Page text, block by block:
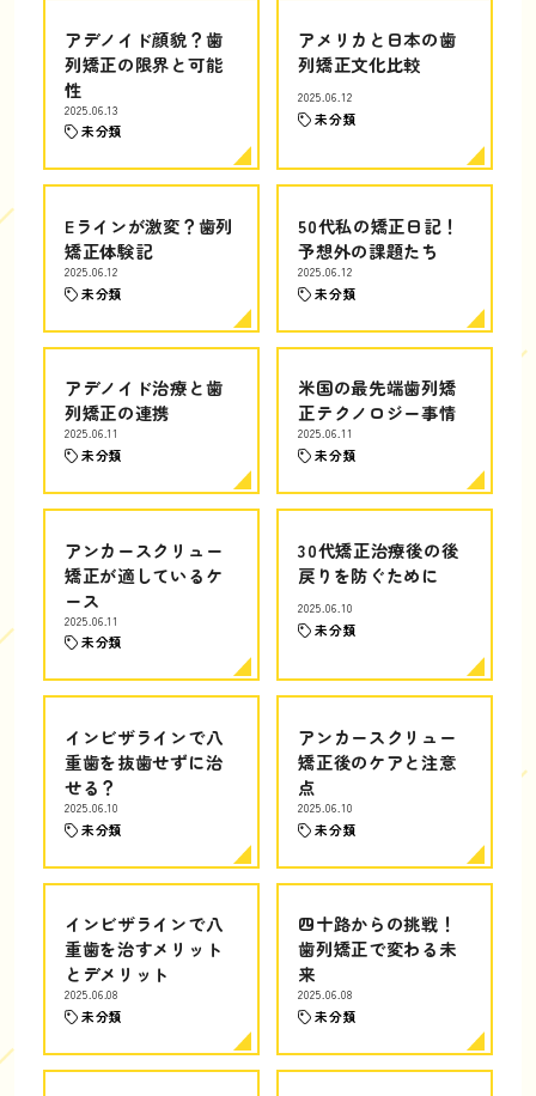
アデノイド顔貌？歯
列矯正の限界と可能
性
2025.06.13
未分類
アメリカと日本の歯
列矯正文化比較
2025.06.12
未分類
Eラインが激変？歯列
矯正体験記
2025.06.12
未分類
50代私の矯正日記！
予想外の課題たち
2025.06.12
未分類
アデノイド治療と歯
列矯正の連携
2025.06.11
未分類
米国の最先端歯列矯
正テクノロジー事情
2025.06.11
未分類
アンカースクリュー
矯正が適しているケ
ース
2025.06.11
未分類
30代矯正治療後の後
戻りを防ぐために
2025.06.10
未分類
インビザラインで八
重歯を抜歯せずに治
せる？
2025.06.10
未分類
アンカースクリュー
矯正後のケアと注意
点
2025.06.10
未分類
インビザラインで八
重歯を治すメリット
とデメリット
2025.06.08
未分類
四十路からの挑戦！
歯列矯正で変わる未
来
2025.06.08
未分類